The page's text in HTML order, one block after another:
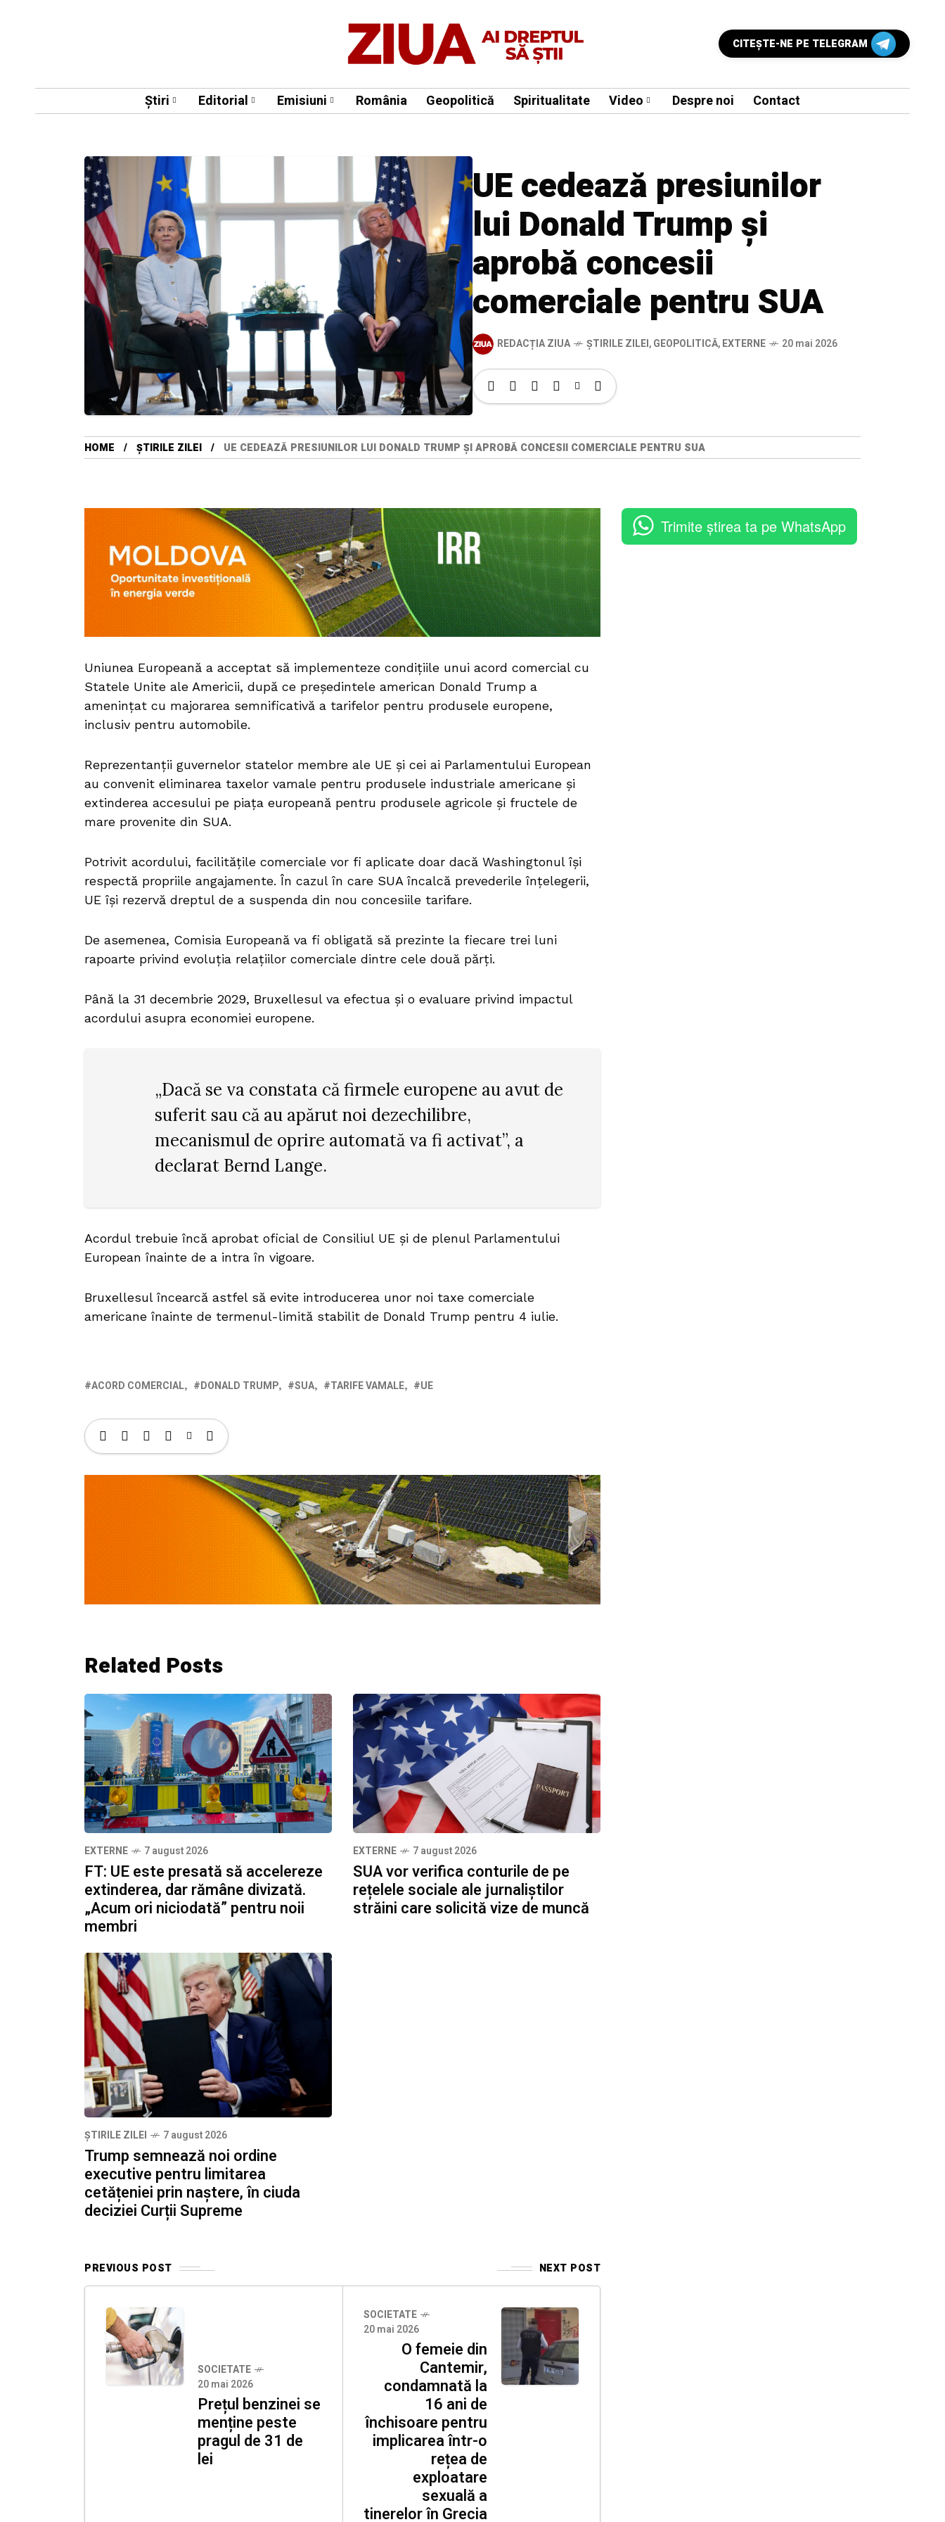
CITEŞTE-NE PE TELEGRAM
Știri Editorial Emisiuni România Geopolitică Spiritualitate Video Despre noi Contact
UE cedează presiunilor
lui Donald Trump și
aprobă concesii
comerciale pentru SUA
REDACȚIA ZIUA ȘTIRILE ZILEI,GEOPOLITICĂ,EXTERNE 20 mai 2026
HOME ȘTIRILE ZILEI UE CEDEAZĂ PRESIUNILOR LUI DONALD TRUMP ȘI APROBĂ CONCESII COMERCIALE PENTRU SUA
Uniunea Europeană a acceptat să implementeze condițiile unui acord comercial cu
Statele Unite ale Americii, după ce președintele american Donald Trump a
amenințat cu majorarea semnificativă a tarifelor pentru produsele europene,
inclusiv pentru automobile.
Reprezentanții guvernelor statelor membre ale UE și cei ai Parlamentului European
au convenit eliminarea taxelor vamale pentru produsele industriale americane și
extinderea accesului pe piața europeană pentru produsele agricole și fructele de
mare provenite din SUA.
Potrivit acordului, facilitățile comerciale vor fi aplicate doar dacă Washingtonul își
respectă propriile angajamente. În cazul în care SUA încalcă prevederile înțelegerii,
UE își rezervă dreptul de a suspenda din nou concesiile tarifare.
De asemenea, Comisia Europeană va fi obligată să prezinte la fiecare trei luni
rapoarte privind evoluția relațiilor comerciale dintre cele două părți.
Până la 31 decembrie 2029, Bruxellesul va efectua și o evaluare privind impactul
acordului asupra economiei europene.
„Dacă se va constata că firmele europene au avut de
suferit sau că au apărut noi dezechilibre,
mecanismul de oprire automată va fi activat”, a
declarat Bernd Lange.
Acordul trebuie încă aprobat oficial de Consiliul UE și de plenul Parlamentului
European înainte de a intra în vigoare.
Bruxellesul încearcă astfel să evite introducerea unor noi taxe comerciale
americane înainte de termenul-limită stabilit de Donald Trump pentru 4 iulie.
ACORD COMERCIAL DONALD TRUMP SUA TARIFE VAMALE UE
Related Posts
EXTERNE 7 august 2026
FT: UE este presată să accelereze
extinderea, dar rămâne divizată.
„Acum ori niciodată” pentru noii
membri
EXTERNE 7 august 2026
SUA vor verifica conturile de pe
rețelele sociale ale jurnaliștilor
străini care solicită vize de muncă
ȘTIRILE ZILEI 7 august 2026
Trump semnează noi ordine
executive pentru limitarea
cetățeniei prin naștere, în ciuda
deciziei Curții Supreme
PREVIOUS POST NEXT POST
SOCIETATE
20 mai 2026
Prețul benzinei se
menține peste
pragul de 31 de
lei
SOCIETATE
20 mai 2026
O femeie din
Cantemir,
condamnată la
16 ani de
închisoare pentru
implicarea într-o
rețea de
exploatare
sexuală a
tinerelor în Grecia
Trimite știrea ta pe WhatsApp